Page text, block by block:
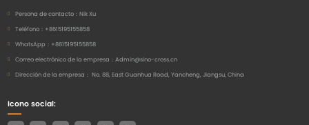
Persona de contacto： Nik Xu
Teléfono： +8615195155858
WhatsApp： +8615195155858
Correo electrónico de la empresa： Admin@sino-cross.cn
Dirección de la empresa： No. 88, East Guanhua Road, Yancheng, Jiangsu, China
Icono social: